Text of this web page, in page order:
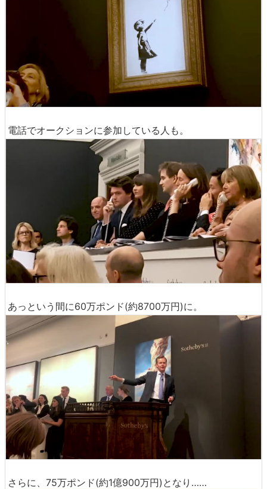
電話でオークションに参加している人も。
あっという間に60万ポンド(約8700万円)に。
さらに、75万ポンド(約1億900万円)となり……